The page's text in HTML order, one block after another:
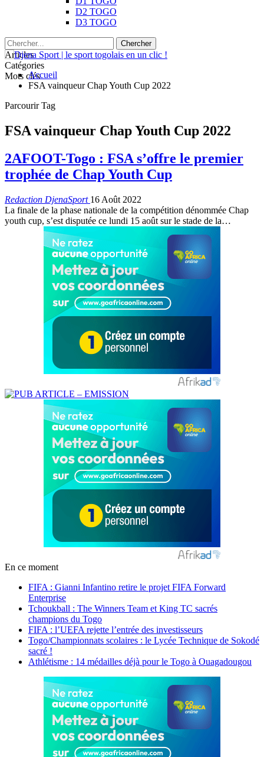
D2 TOGO
D3 TOGO
Articles
Catégories
Mots clésAccueil
FSA vainqueur Chap Youth Cup 2022
Parcourir Tag
FSA vainqueur Chap Youth Cup 2022
2AFOOT-Togo : FSA s’offre le premier
trophée de Chap Youth Cup
Redaction DjenaSport 16 Août 2022
La finale de la phase nationale de la compétition dénommée Chap
youth cup, s’est disputée ce lundi 15 août sur le stade de la…
En ce moment
FIFA : Gianni Infantino retire le projet FIFA Forward
Enterprise
Tchoukball : The Winners Team et King TC sacrés
champions du Togo
FIFA : l’UEFA rejette l’entrée des investisseurs
Togo/Championnats scolaires : le Lycée Technique de Sokodé
sacré !
Athlétisme : 14 médailles déjà pour le Togo à Ouagadougou